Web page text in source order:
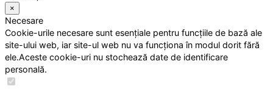
×
Necesare
Cookie-urile necesare sunt esențiale pentru funcțiile de bază ale
site-ului web, iar site-ul web nu va funcționa în modul dorit fără
ele.Aceste cookie-uri nu stochează date de identificare
personală.